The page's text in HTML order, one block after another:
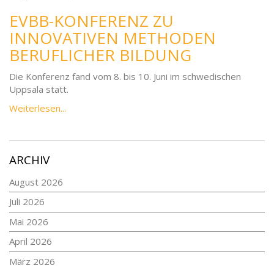
EVBB-KONFERENZ ZU
INNOVATIVEN METHODEN
BERUFLICHER BILDUNG
Die Konferenz fand vom 8. bis 10. Juni im schwedischen
Uppsala statt.
Weiterlesen...
ARCHIV
August 2026
Juli 2026
Mai 2026
April 2026
März 2026